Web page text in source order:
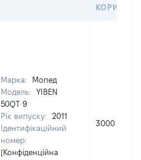
Марка:
Мопед
Модель:
YIBEN
50QT 9
Рік випуску:
2011
Ідентифікаційний
номер:
[Конфіденційна
3000